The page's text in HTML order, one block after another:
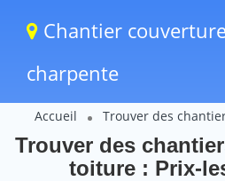
Chantier
charpente
Accueil Trouver des
Trouver des
toiture : Prix-